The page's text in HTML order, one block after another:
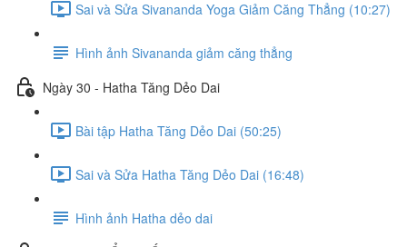
Sai và Sửa Sivananda Yoga Giảm Căng Thẳng (10:27)
Hình ảnh Sivananda giảm căng thẳng
Ngày 30 - Hatha Tăng Dẻo Dai
Bài tập Hatha Tăng Dẻo Dai (50:25)
Sai và Sửa Hatha Tăng Dẻo Dai (16:48)
Hình ảnh Hatha dẻo dai